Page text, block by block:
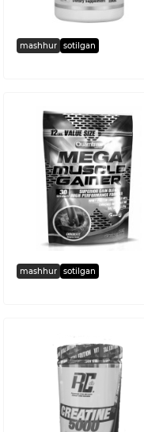
mashhur sotilgan
mashhur sotilgan